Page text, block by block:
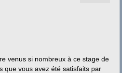
venus si nombreux à ce stage de
que vous avez été satisfaits par